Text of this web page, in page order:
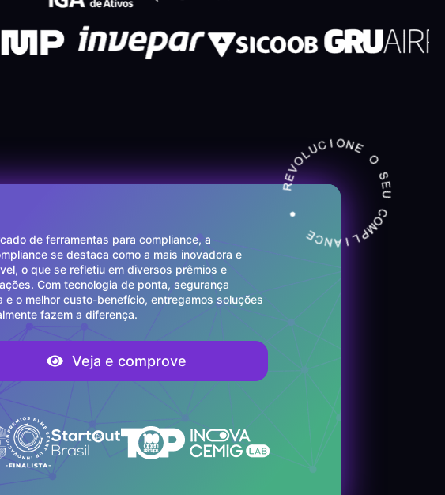
de ferramentas para compliance, a
se destaca como a mais inovadora e
o que se refletiu em diversos prêmios e
Com tecnologia de ponta, segurança
e o melhor custo-benefício, entregamos soluções
fazem a diferença.
Veja e comprove